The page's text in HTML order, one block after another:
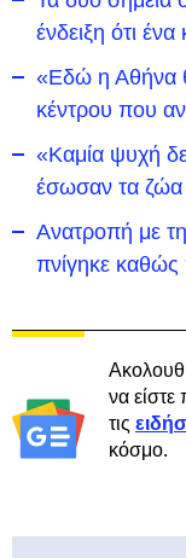
ένδειξη ότι
«Εδώ η Αθήνα
κέντρου που
«Καμία ψυχή
έσωσαν τα ζώα
Ανατροπή με
πνίγηκε
να είστε
τις
κόσμο.